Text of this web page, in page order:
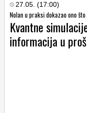
27.05. (17:00)
Nolan u praksi dokazao ono
Kvantne
informacija u